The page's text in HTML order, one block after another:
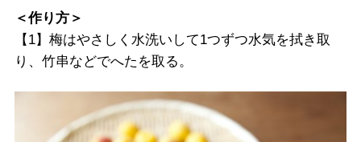
＜作り方＞
【1】梅はやさしく水洗いして1つずつ水気を拭き取
り、竹串などでへたを取る。